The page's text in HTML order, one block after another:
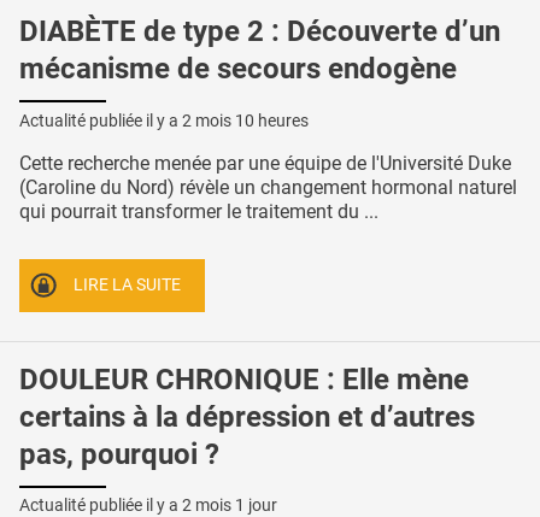
DIABÈTE de type 2 : Découverte d’un
mécanisme de secours endogène
Actualité publiée il y a 2 mois 10 heures
Cette recherche menée par une équipe de l'Université Duke
(Caroline du Nord) révèle un changement hormonal naturel
qui pourrait transformer le traitement du ...
LIRE LA SUITE
DOULEUR CHRONIQUE : Elle mène
certains à la dépression et d’autres
pas, pourquoi ?
Actualité publiée il y a 2 mois 1 jour